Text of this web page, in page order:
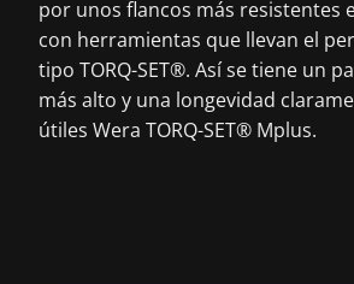
por unos flancos más resistentes
con herramientas que llevan el
tipo TORQ-SET®. Así se tiene un
más alto y una longevidad
útiles Wera TORQ-SET® Mplus.